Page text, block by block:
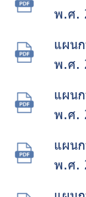
พ.ศ.
แผน
พ.ศ.
แผน
พ.ศ.
แผน
พ.ศ.